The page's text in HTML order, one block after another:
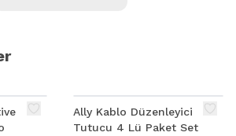
Ally Kablo Düzenleyici
Tutucu 4 Lü Paket Set